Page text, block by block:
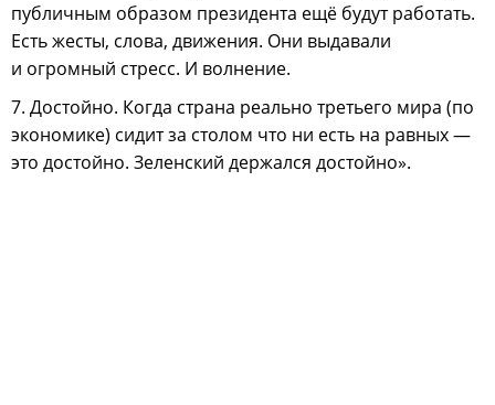
публичным образом президента ещё будут работать.
Есть жесты, слова, движения. Они выдавали
и огромный стресс. И волнение.
7. Достойно. Когда страна реально третьего мира (по
экономике) сидит за столом что ни есть на равных —
это достойно. Зеленский держался достойно».